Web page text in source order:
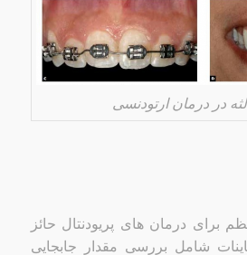
در درمان ارتودنسی
برای درمان های پریودنتال حائز
شامل بررسی مقدار جابجایی